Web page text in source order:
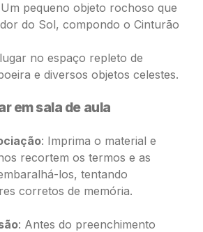
pequeno objeto rochoso que
do Sol, compondo o Cinturão
no espaço repleto de
e diversos objetos celestes.
em sala de aula
: Imprima o material e
recortem os termos e as
los, tentando
corretos de memória.
: Antes do preenchimento